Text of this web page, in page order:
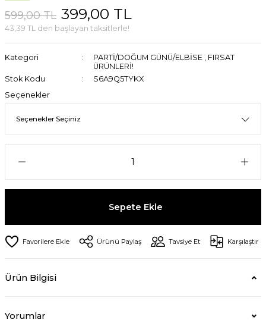
599,00 TL 399,00 TL
43,39 TL den başlayan taksitlerle!
Kategori PARTİ/DOĞUM GÜNÜ/ELBİSE , FIRSAT
ÜRÜNLERİ!
Stok Kodu
S6A9Q5TYKX
Seçenekler
Sepete Ekle
Ürünü Paylaş Tavsiye Et Karşılaştır
Ürün Bilgisi
Yorumlar